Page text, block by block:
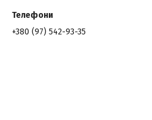
+380 (97) 542-93-35